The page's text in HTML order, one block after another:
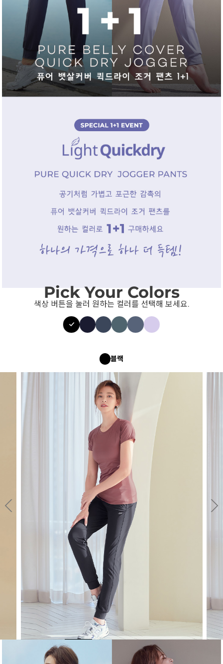
Pick Your Colors
색상 버튼을 눌러 원하는 컬러를 선택해 보세요.
블랙